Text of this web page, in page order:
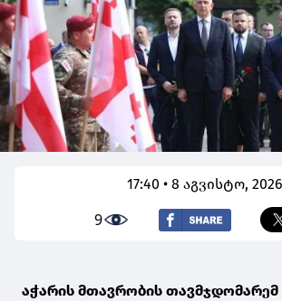
17:40 • 8 აგვისტო, 2026
9
აჭარის მთავრობის თავმჯდომარემ